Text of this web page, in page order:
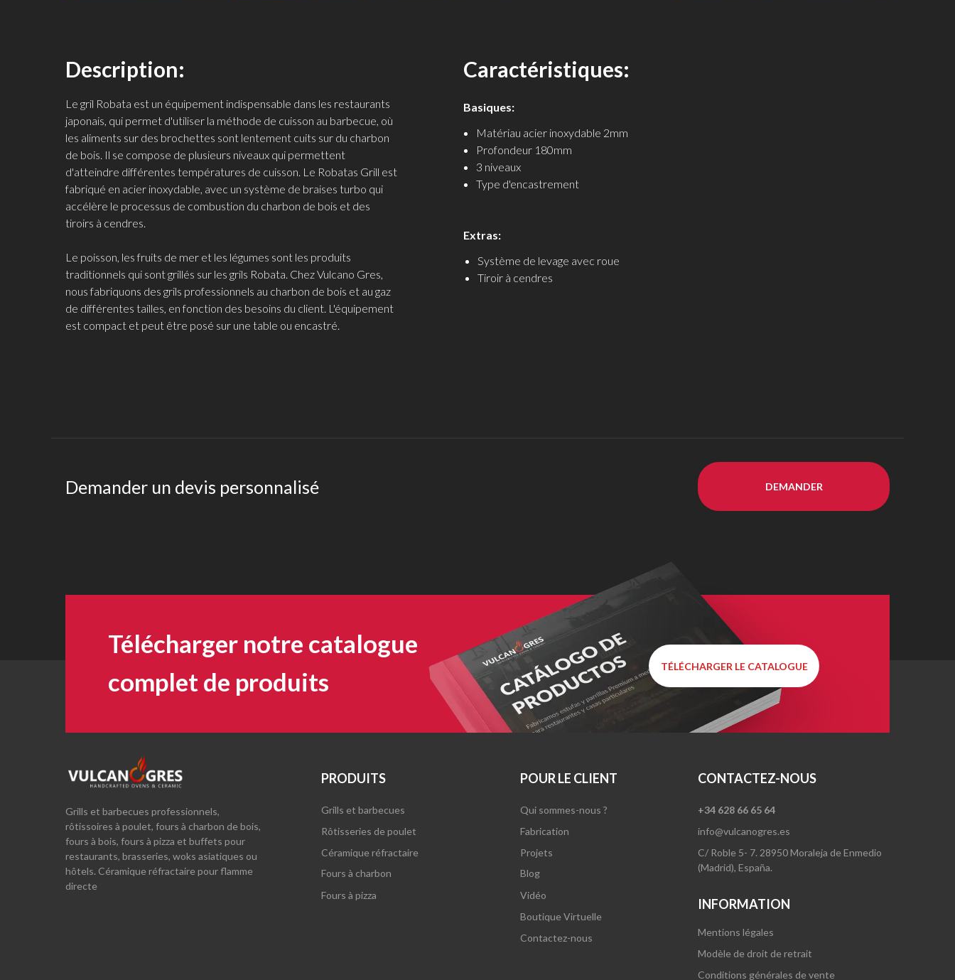
Description: Caractéristiques:
Le gril Robata est un équipement indispensable dans les restaurants
japonais, qui permet d'utiliser la méthode de cuisson au barbecue, où
les aliments sur des brochettes sont lentement cuits sur du charbon
de bois. Il se compose de plusieurs niveaux qui permettent
d'atteindre différentes températures de cuisson. Le Robatas Grill est
fabriqué en acier inoxydable, avec un système de braises turbo qui
accélère le processus de combustion du charbon de bois et des
tiroirs à cendres.
Le poisson, les fruits de mer et les légumes sont les produits
traditionnels qui sont grillés sur les grils Robata. Chez Vulcano Gres,
nous fabriquons des grils professionnels au charbon de bois et au gaz
de différentes tailles, en fonction des besoins du client. L'équipement
est compact et peut être posé sur une table ou encastré.
Matériau acier inoxydable 2mm
Profondeur 180mm
3 niveaux
Type d'encastrement
Basiques:
Système de levage avec roue
Tiroir à cendres
Extras:
Demander un devis personnalisé DEMANDER
Télécharger notre catalogue
complet de produits
TÉLÉCHARGER LE CATALOGUE
Grills et barbecues professionnels,
rôtissoires à poulet, fours à charbon de bois,
fours à bois, fours à pizza et buffets pour
restaurants, brasseries, woks asiatiques ou
hôtels. Céramique réfractaire pour flamme
directe
Grills et barbecues
Rôtisseries de poulet
Céramique réfractaire
Fours à charbon
PRODUITS
Fours à pizza
Qui sommes-nous ?
Fabrication
Projets
Blog
POUR LE CLIENT
Vidéo
+34 628 66 65 64
info@vulcanogres.es
C/ Roble 5- 7. 28950 Moraleja de Enmedio
(Madrid), España.
CONTACTEZ-NOUS
Boutique Virtuelle
Mentions légales
Modèle de droit de retrait
Conditions générales de vente
INFORMATION
Contactez-nous